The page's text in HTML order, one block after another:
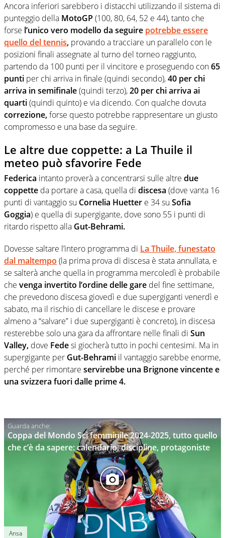
Ancora inferiori sarebbero i distacchi utilizzando il sistema di
punteggio della MotoGP (100, 80, 64, 52 e 44), tanto che
forse l’unico vero modello da seguire potrebbe essere
quello del tennis, provando a tracciare un parallelo con le
posizioni finali assegnate al turno del torneo raggiunto,
partendo da 100 punti per il vincitore e proseguendo con65
punti per chi arriva in finale (quindi secondo),40 per chi
arriva in semifinale(quindi terzo),20 per chi arriva ai
quarti(quindi quinto) e via dicendo. Con qualche dovuta
correzione,forse questo potrebbe rappresentare un giusto
compromesso e una base da seguire.
Le altre due coppette: a La Thuile il
meteo può sfavorire Fede
Federica intanto proverà a concentrarsi sulle altre due
coppette da portare a casa, quella di discesa (dove vanta 16
punti di vantaggio su Cornelia Huetter e 34 su Sofia
Goggia) e quella di supergigante, dove sono 55 i punti di
ritardo rispetto alla Gut-Behrami.
Dovesse saltare l’intero programma di La Thuile, funestato
dal maltempo (la prima prova di discesa è stata annullata, e
se salterà anche quella in programma mercoledì è probabile
che venga invertito l’ordine delle gare del fine settimane,
che prevedono discesa giovedì e due supergiganti venerdì e
sabato, ma il rischio di cancellare le discese e provare
almeno a “salvare” i due supergiganti è concreto), in discesa
resterebbe solo una gara da affrontare nelle finali di Sun
Valley, dove Fedesi giocherà tutto in pochi centesimi. Ma in
supergigante per Gut-Behrami il vantaggio sarebbe enorme,
perché per rimontare servirebbe una Brignone vincente e
una svizzera fuori dalle prime 4.
Coppa del Mondo Sci femminile 2024-2025, tutto quello
che c’è da sapere: calendario, discipline, protagoniste
Ansa